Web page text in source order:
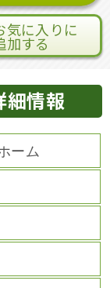
気に入りに
加する
細情報
ーム